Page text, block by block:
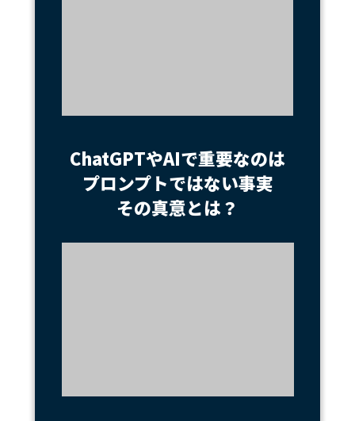
ChatGPTやAIで重要なのは
プロンプトではない事実
その真意とは？